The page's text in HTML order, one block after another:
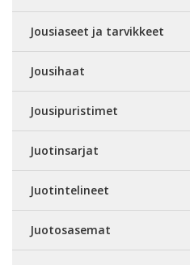
Jousiaseet ja tarvikkeet
Jousihaat
Jousipuristimet
Juotinsarjat
Juotintelineet
Juotosasemat